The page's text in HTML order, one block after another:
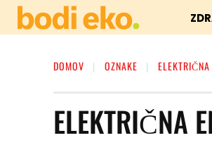
DOMOV OZNAKE ELEKTRIČNA
ELEKTRIČNA